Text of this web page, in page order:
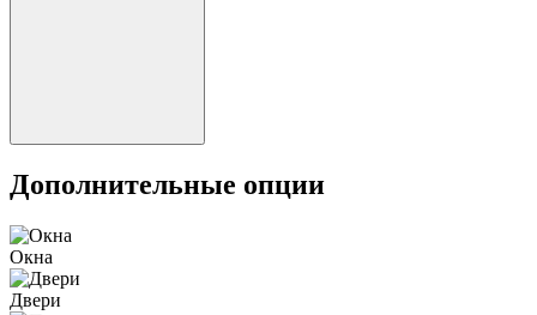
Дополнительные опции
Окна
Двери